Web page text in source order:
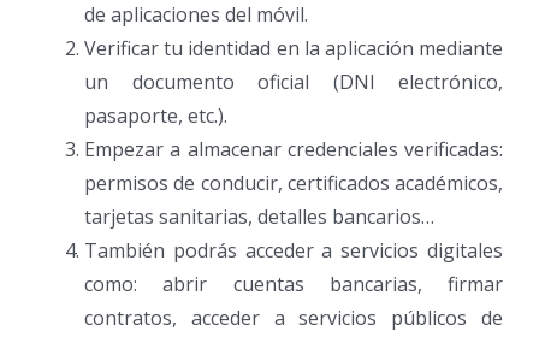
de aplicaciones del móvil.
Verificar tu identidad en la aplicación mediante
un documento oficial (DNI electrónico,
pasaporte, etc.).
Empezar a almacenar credenciales verificadas:
permisos de conducir, certificados académicos,
tarjetas sanitarias, detalles bancarios…
También podrás acceder a servicios digitales
como: abrir cuentas bancarias, firmar
contratos, acceder a servicios públicos de